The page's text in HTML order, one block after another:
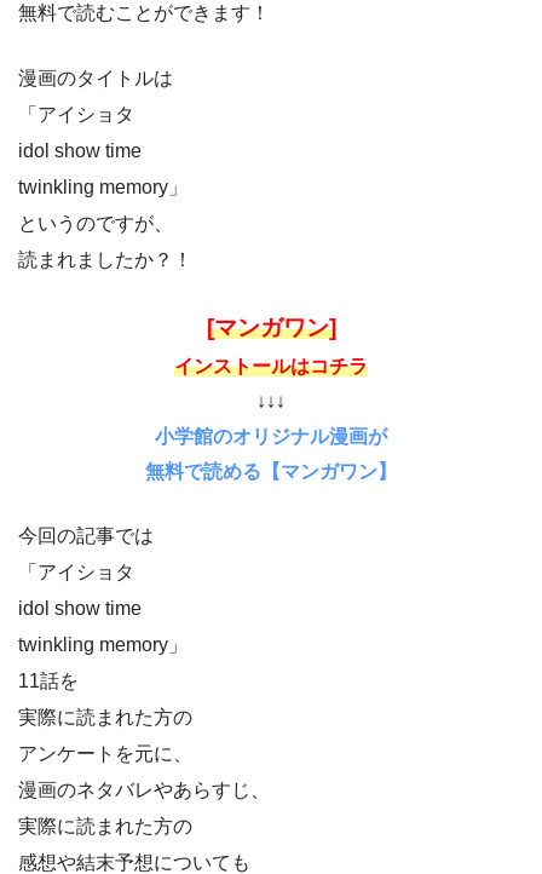
無料で読むことができます！
漫画のタイトルは
「アイショタ
idol show time
twinkling memory」
というのですが、
読まれましたか？！
[マンガワン]
インストールはコチラ
↓↓↓
小学館のオリジナル漫画が
無料で読める【マンガワン】
今回の記事では
「アイショタ
idol show time
twinkling memory」
11話を
実際に読まれた方の
アンケートを元に、
漫画のネタバレやあらすじ、
実際に読まれた方の
感想や結末予想についても